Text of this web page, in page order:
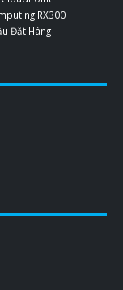
RX300
Đặt Hàng